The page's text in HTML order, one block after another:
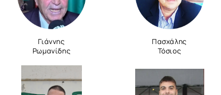
Γιάννης
Ρωμανίδης
Πασχάλης
Τόσιος